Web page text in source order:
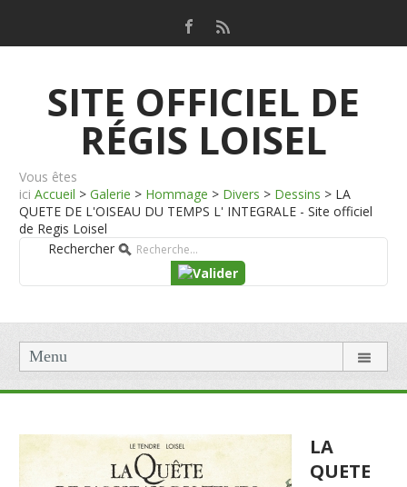
SITE OFFICIEL DE
RÉGIS LOISEL
Vous êtes
ici Accueil > Galerie > Hommage > Divers > Dessins > LA
QUETE DE L'OISEAU DU TEMPS L' INTEGRALE - Site officiel
de Regis Loisel
Rechercher
Menu
LA
QUETE